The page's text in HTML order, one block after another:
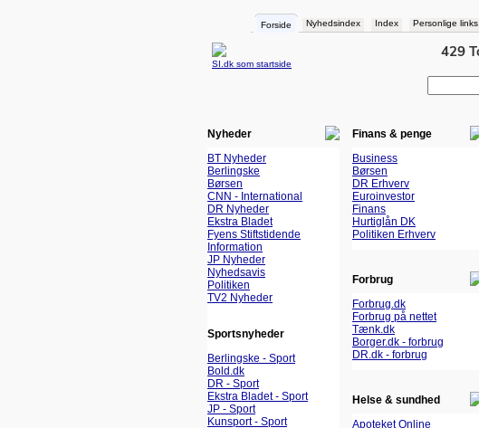
Forside Nyhedsindex Index Personlige links
SI.dk som startside
Nyheder
BT Nyheder
Berlingske
Børsen
CNN - International
DR Nyheder
Ekstra Bladet
Fyens Stiftstidende
Information
JP Nyheder
Nyhedsavis
Politiken
TV2 Nyheder
Sportsnyheder
Berlingske - Sport
Bold.dk
DR - Sport
Ekstra Bladet - Sport
JP - Sport
Kunsport - Sport
Finans & penge
Business
Børsen
DR Erhverv
Euroinvestor
Finans
Hurtiglån DK
Politiken Erhverv
Forbrug
Forbrug.dk
Forbrug på nettet
Tænk.dk
Borger.dk - forbrug
DR.dk - forbrug
Helse & sundhed
Apoteket Online